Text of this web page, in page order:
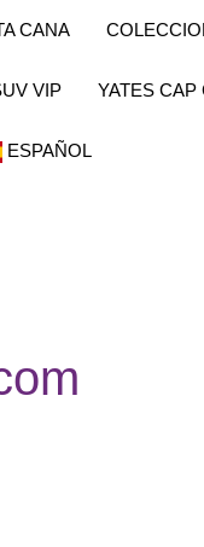
CANA
VIP YATES CAP
ESPAÑOL